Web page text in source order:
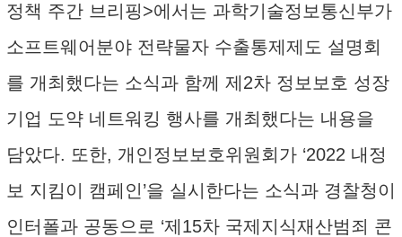
정책 주간 브리핑>에서는 과학기술정보통신부가
소프트웨어분야 전략물자 수출통제제도 설명회
를 개최했다는 소식과 함께 제2차 정보보호 성장
기업 도약 네트워킹 행사를 개최했다는 내용을
담았다. 또한, 개인정보보호위원회가 ‘2022 내정
보 지킴이 캠페인’을 실시한다는 소식과 경찰청이
인터폴과 공동으로 ‘제15차 국제지식재산범죄 콘